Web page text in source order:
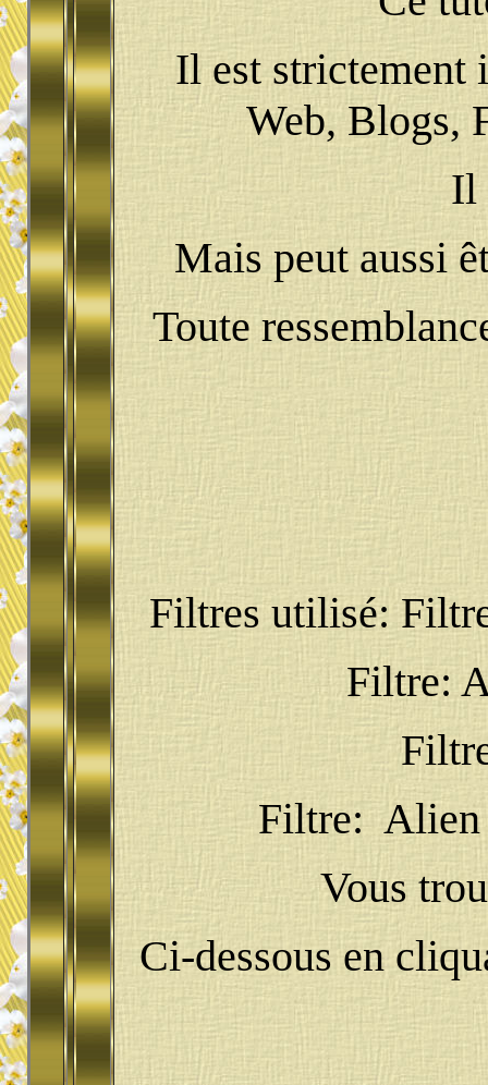
Il est strictement
Web, Blogs,
Il
Mais peut aussi
Toute
Filtres utilisé:
Filtre:
Filtre: Alien
Vous
Ci-dessous en